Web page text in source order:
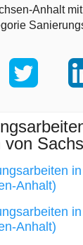
Anhalt
von
Anhalt)
Anhalt)